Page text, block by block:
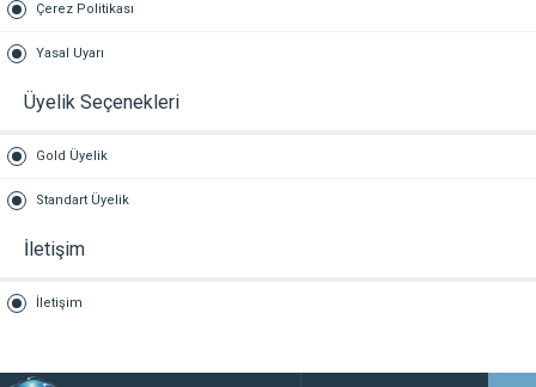
Çerez Politikası
Yasal Uyarı
Üyelik Seçenekleri
Gold Üyelik
Standart Üyelik
İletişim
İletişim